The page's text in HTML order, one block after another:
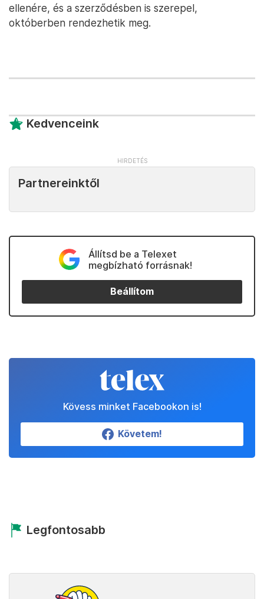
ellenére, és a szerződésben is szerepel,
októberben rendezhetik meg.
Kedvenceink
Partnereinktől
Állítsd be a Telexet
megbízható forrásnak!
Beállítom
Kövess minket Facebookon is!
Követem!
Legfontosabb